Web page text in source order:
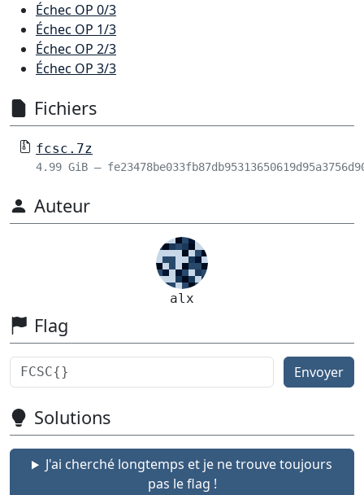
Échec OP 0/3
Échec OP 1/3
Échec OP 2/3
Échec OP 3/3
Fichiers
fcsc.7z
4.99 GiB –
Auteur
alx
Flag
Envoyer
Solutions
J'ai cherché longtemps et je ne trouve toujours
pas le flag !